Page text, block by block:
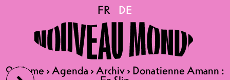
FR DE
🔍Home ›Agenda ›Archiv › Donatienne Amann :
FR DE
🔍Home ›Agenda ›Archiv › Donatienne Amann :
Donatienne Amann : En
Slip